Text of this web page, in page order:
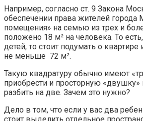
Например, согласно ст. 9 Закона
обеспечении права жителей
помещения» на семью из трех и
положено 18 м² на человека. То
детей, то стоит подумать о
не меньше 72 м².
Такую квадратуру обычно имеют
приобрести и просторную «двушку»
разбить на две. Зачем это нужно?
Дело в том, что если у вас два
стоит выделить отдельное